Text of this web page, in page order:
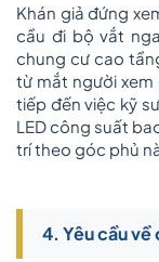
Khán giả đứng
cầu đi bộ vắt
chung cư cao
từ mắt người
tiếp đến việc kỹ
LED công suất
trí theo góc phủ
4. Yêu cầu